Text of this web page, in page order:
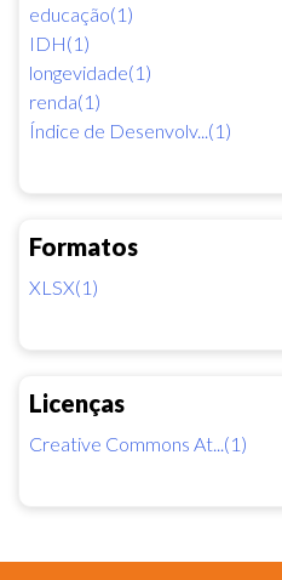
educação(1)
IDH(1)
longevidade(1)
renda(1)
Índice de Desenvolv...(1)
Formatos
XLSX(1)
Licenças
Creative Commons At...(1)